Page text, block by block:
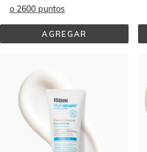
o 2600 puntos
AGREGAR
GEL